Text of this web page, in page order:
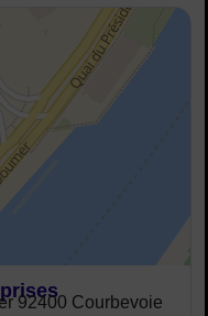
92400 Courbevoie